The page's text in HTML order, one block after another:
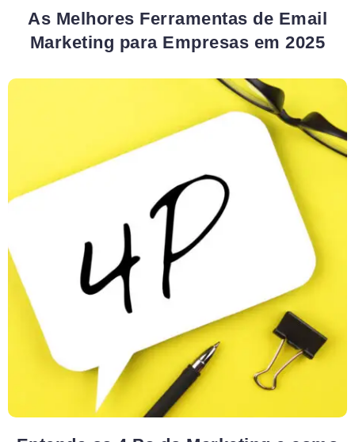
As Melhores Ferramentas de Email
Marketing para Empresas em 2025